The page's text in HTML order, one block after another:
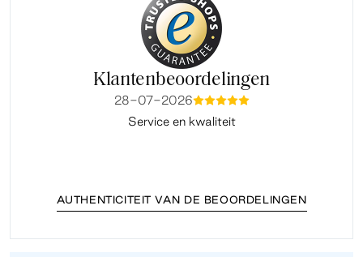
Klantenbeoordelingen
28-07-2026mmmmm
Service en kwaliteit
AUTHENTICITEIT VAN DE BEOORDELINGEN